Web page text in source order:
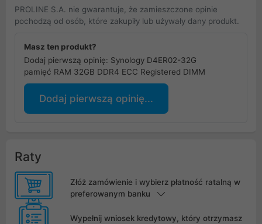
PROLINE S.A. nie gwarantuje, że zamieszczone opinie
pochodzą od osób, które zakupiły lub używały dany produkt.
Masz ten produkt?
Dodaj pierwszą opinię: Synology D4ER02-32G
pamięć RAM 32GB DDR4 ECC Registered DIMM
Dodaj pierwszą opinię...
Raty
Złóż zamówienie i wybierz płatność ratalną w
preferowanym banku
Wypełnij wniosek kredytowy, który otrzymasz